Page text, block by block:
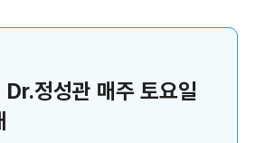
Dr.정성관 매주 토요일